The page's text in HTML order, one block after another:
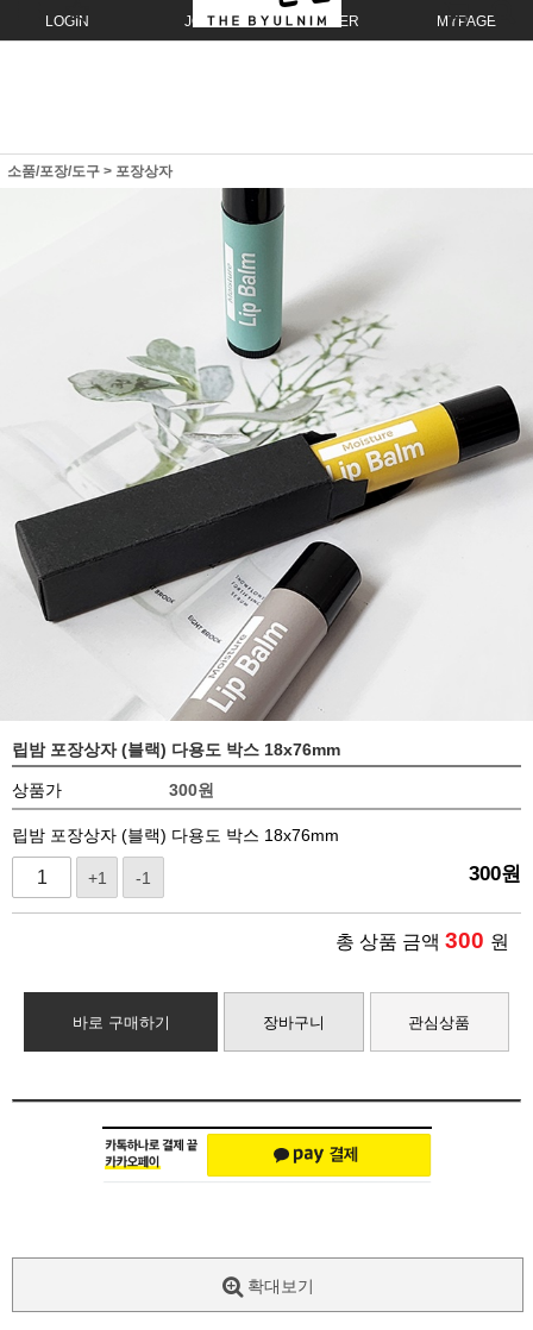
LOGIN JOIN ORDER MYPAGE
소품/포장/도구 > 포장상자
립밤 포장상자 (블랙) 다용도 박스 18x76mm
상품가 300원
립밤 포장상자 (블랙) 다용도 박스 18x76mm
+1 -1 300원
총 상품 금액 300 원
바로 구매하기 장바구니 관심상품
확대보기